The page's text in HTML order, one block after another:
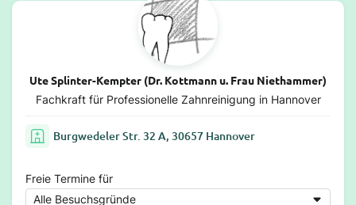
Ute Splinter-Kempter (Dr. Kottmann u. Frau Niethammer)
Fachkraft für Professionelle Zahnreinigung in Hannover
Burgwedeler Str. 32 A, 30657 Hannover
Freie Termine für